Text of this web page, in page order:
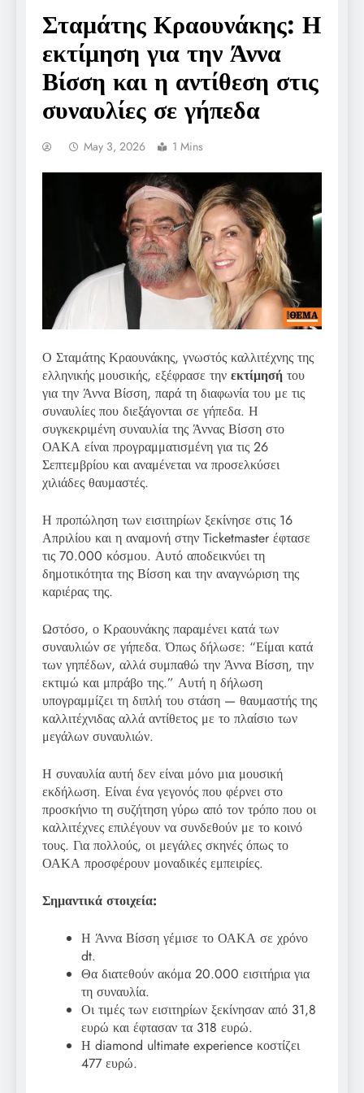
Σταμάτης Κραουνάκης: Η
εκτίμηση για την Άννα
Βίσση και η αντίθεση στις
συναυλίες σε γήπεδα
May 3, 2026 1 Mins
Ο Σταμάτης Κραουνάκης, γνωστός καλλιτέχνης της
ελληνικής μουσικής, εξέφρασε την εκτίμησή του
για την Άννα Βίσση, παρά τη διαφωνία του με τις
συναυλίες που διεξάγονται σε γήπεδα. Η
συγκεκριμένη συναυλία της Άννας Βίσση στο
ΟΑΚΑ είναι προγραμματισμένη για τις 26
Σεπτεμβρίου και αναμένεται να προσελκύσει
χιλιάδες θαυμαστές.
Η προπώληση των εισιτηρίων ξεκίνησε στις 16
Απριλίου και η αναμονή στην Ticketmaster έφτασε
τις 70.000 κόσμου. Αυτό αποδεικνύει τη
δημοτικότητα της Βίσση και την αναγνώριση της
καριέρας της.
Ωστόσο, ο Κραουνάκης παραμένει κατά των
συναυλιών σε γήπεδα. Όπως δήλωσε: “Είμαι κατά
των γηπέδων, αλλά συμπαθώ την Άννα Βίσση, την
εκτιμώ και μπράβο της.” Αυτή η δήλωση
υπογραμμίζει τη διπλή του στάση — θαυμαστής της
καλλιτέχνιδας αλλά αντίθετος με το πλαίσιο των
μεγάλων συναυλιών.
Η συναυλία αυτή δεν είναι μόνο μια μουσική
εκδήλωση. Είναι ένα γεγονός που φέρνει στο
προσκήνιο τη συζήτηση γύρω από τον τρόπο που οι
καλλιτέχνες επιλέγουν να συνδεθούν με το κοινό
τους. Για πολλούς, οι μεγάλες σκηνές όπως το
ΟΑΚΑ προσφέρουν μοναδικές εμπειρίες.
Σημαντικά στοιχεία:
Η Άννα Βίσση γέμισε το ΟΑΚΑ σε χρόνο
dt.
Θα διατεθούν ακόμα 20.000 εισιτήρια για
τη συναυλία.
Οι τιμές των εισιτηρίων ξεκίνησαν από 31,8
ευρώ και έφτασαν τα 318 ευρώ.
Η diamond ultimate experience κοστίζει
477 ευρώ.